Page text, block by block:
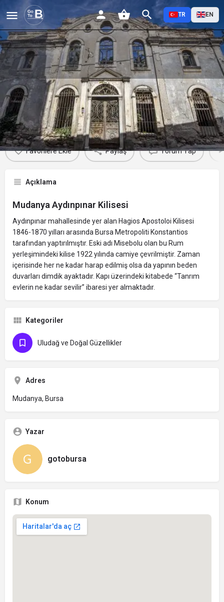
TR EN
Mudanya Aydınpınar Kilisesi
Profil Yorumlar 0 Etkinlikler 0 Jobs 0
Favorilere Ekle Paylaş Yorum Yap
Açıklama
Mudanya Aydınpınar Kilisesi
Aydınpınar mahallesinde yer alan Hagios Apostoloi Kilisesi
1846-1870 yılları arasında Bursa Metropoliti Konstantios
tarafından yaptırılmıştır. Eski adı Misebolu olan bu Rum
yerleşimindeki kilise 1922 yılında camiye çevrilmiştir. Zaman
içerisinde her ne kadar harap edilmiş olsa da yapının beden
duvarları dimdik ayaktadır. Kapı üzerindeki kitabede “Tanrım
evlerin ne kadar sevilir” ibaresi yer almaktadır.
Kategoriler
Uludağ ve Doğal Güzellikler
Adres
Mudanya, Bursa
Yazar
gotobursa
Konum